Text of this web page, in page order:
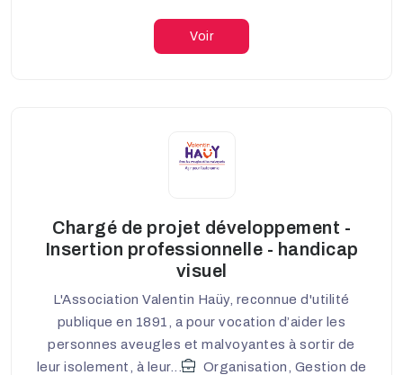
Voir
Chargé de projet développement -
Insertion professionnelle - handicap
visuel
L'Association Valentin Haüy, reconnue d'utilité
publique en 1891, a pour vocation d’aider les
personnes aveugles et malvoyantes à sortir de
leur isolement, à leur...
Organisation, Gestion de